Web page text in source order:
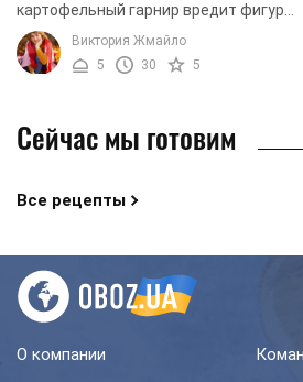
картофельный гарнир вредит фигуре,
а также повышает уровень
холестерина. Многим трудно
отказаться от этого продукта в
Виктория Жмайло
5
30 5
Сейчас мы готовим
Все рецепты
О компании